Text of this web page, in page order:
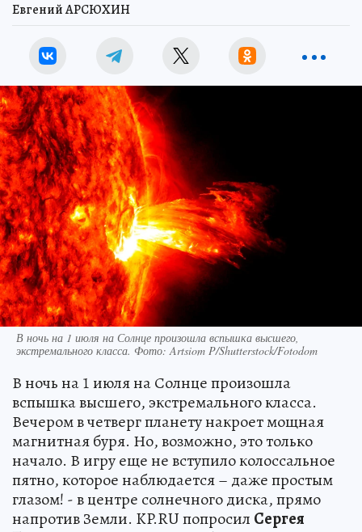
Евгений АРСЮХИН
В ночь на 1 июля на Солнце произошла вспышка высшего,
экстремального класса. Фото: Artsiom P/Shutterstock/Fotodom
В ночь на 1 июля на Солнце произошла
вспышка высшего, экстремального класса.
Вечером в четверг планету накроет мощная
магнитная буря. Но, возможно, это только
начало. В игру еще не вступило колоссальное
пятно, которое наблюдается – даже простым
глазом! - в центре солнечного диска, прямо
напротив Земли. KP.RU попросил Сергея